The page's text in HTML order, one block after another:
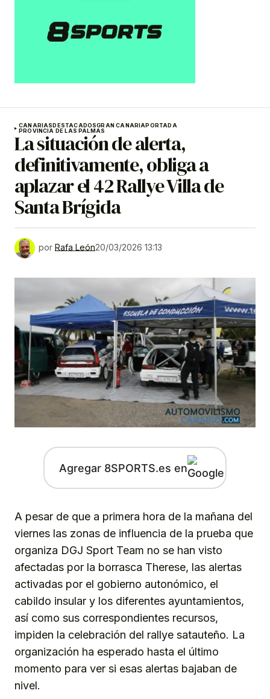
CANARIASDESTACADOSGRAN CANARIAPORTADA
PROVINCIA DE LAS PALMAS
La situación de alerta,
definitivamente, obliga a
aplazar el 42 Rallye Villa de
Santa Brígida
por Rafa León20/03/2026 13:13
Agregar 8SPORTS.es en
A pesar de que a primera hora de la mañana del
viernes las zonas de influencia de la prueba que
organiza DGJ Sport Team no se han visto
afectadas por la borrasca Therese, las alertas
activadas por el gobierno autonómico, el
cabildo insular y los diferentes ayuntamientos,
así como sus correspondientes recursos,
impiden la celebración del rallye satauteño. La
organización ha esperado hasta el último
momento para ver si esas alertas bajaban de
nivel.